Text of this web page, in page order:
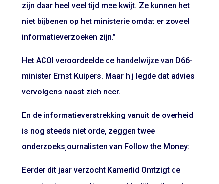
zijn daar heel veel tijd mee kwijt. Ze kunnen het
niet bijbenen op het ministerie omdat er zoveel
informatieverzoeken zijn.”
Het ACOI veroordeelde de handelwijze van D66-
minister Ernst Kuipers. Maar hij legde dat advies
vervolgens naast zich neer.
En de informatieverstrekking vanuit de overheid
is nog steeds niet orde, zeggen twee
onderzoeksjournalisten van Follow the Money:
Eerder dit jaar verzocht Kamerlid Omtzigt de